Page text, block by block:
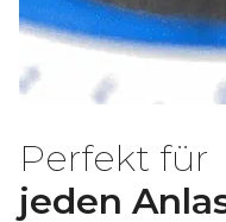
Perfekt für
jeden